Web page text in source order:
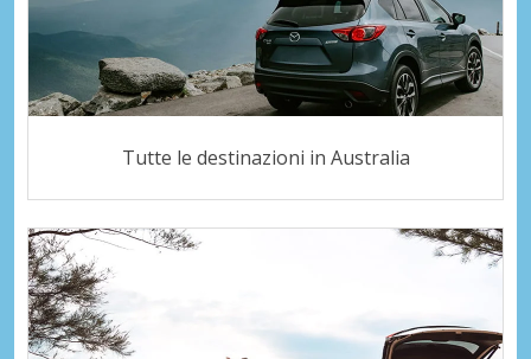
Tutte le destinazioni in Australia